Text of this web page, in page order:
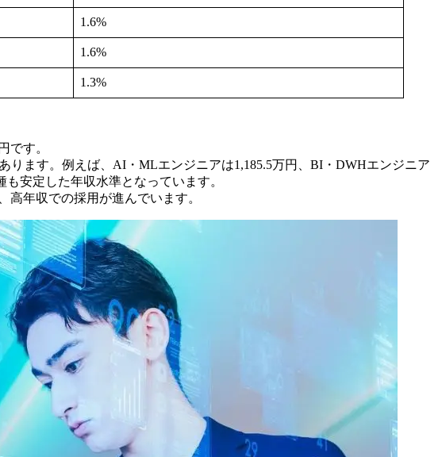
1.6%
1.6%
1.3%
です。
ます。例えば、AI・MLエンジニアは1,185.5万円、BI・DWHエンジニア
安定した年収水準となっています。
年収での採用が進んでいます。